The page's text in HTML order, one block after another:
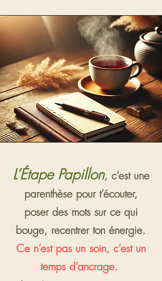
L’Étape Papillon, c’est une
parenthèse pour t’écouter,
poser des mots sur ce qui
bouge, recentrer ton énergie.
Ce n’est pas un soin, c’est un
temps d’ancrage.